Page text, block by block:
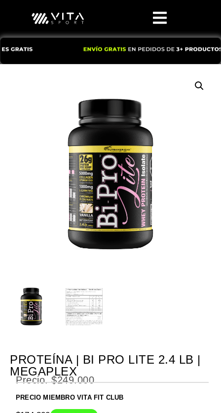
PROTEÍNA | BI PRO LITE 2.4 LB |
MEGAPLEX
Precio.$249.000
PRECIO MIEMBRO VITA FIT CLUB